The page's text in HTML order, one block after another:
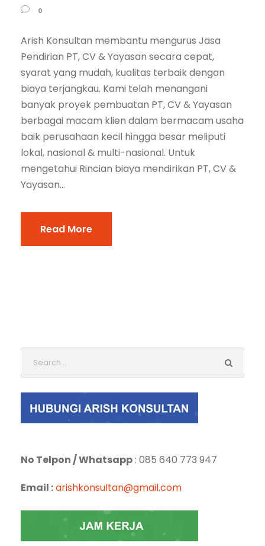
0
Arish Konsultan membantu mengurus Jasa
Pendirian PT, CV & Yayasan secara cepat,
syarat yang mudah, kualitas terbaik dengan
biaya terjangkau. Kami telah menangani
banyak proyek pembuatan PT, CV & Yayasan
berbagai macam klien dalam bermacam usaha
baik perusahaan kecil hingga besar meliputi
lokal, nasional & multi-nasional. Untuk
mengetahui Rincian biaya mendirikan PT, CV &
Yayasan...
Read More
No Telpon / Whatsapp : 085 640 773 947
Email :arishkonsultan@gmail.com